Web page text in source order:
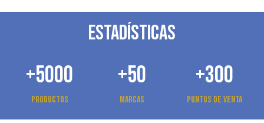
ESTADÍSTICAS
+5000
Productos
+50
Marcas
+300
Puntos de venta